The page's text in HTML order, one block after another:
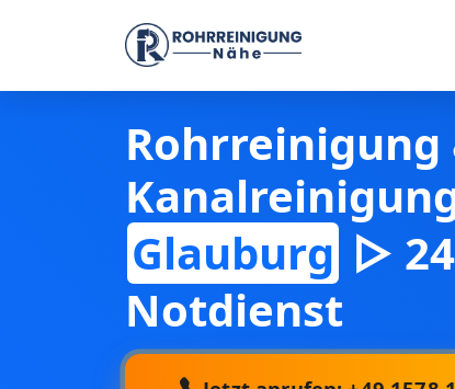
Rohrreinigung
Glauburg ▷
Notdienst